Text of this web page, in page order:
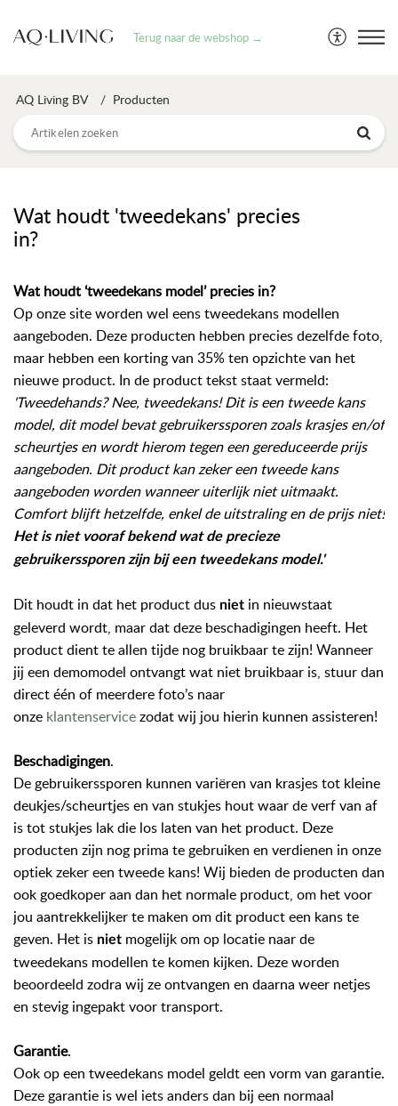
Terug naar de webshop →
AQ Living BV Producten
Wat houdt 'tweedekans' precies
in?
Wat houdt ‘tweedekans model’ precies in?
Op onze site worden wel eens tweedekans modellen
aangeboden. Deze producten hebben precies dezelfde foto,
maar hebben een korting van 35% ten opzichte van het
nieuwe product. In de product tekst staat vermeld:
'Tweedehands? Nee, tweedekans! Dit is een tweede kans
model, dit model bevat gebruikerssporen zoals krasjes en/of
scheurtjes en wordt hierom tegen een gereduceerde prijs
aangeboden. Dit product kan zeker een tweede kans
aangeboden worden wanneer uiterlijk niet uitmaakt.
Comfort blijft hetzelfde, enkel de uitstraling en de prijs niet!
Het is niet vooraf bekend wat de precieze
gebruikerssporen zijn bij een tweedekans model.'
Dit houdt in dat het product dus niet in nieuwstaat
geleverd wordt, maar dat deze beschadigingen heeft. Het
product dient te allen tijde nog bruikbaar te zijn! Wanneer
jij een demomodel ontvangt wat niet bruikbaar is, stuur dan
direct één of meerdere foto’s naar
onze klantenservicezodat wij jou hierin kunnen assisteren!
Beschadigingen.
De gebruikerssporen kunnen variëren van krasjes tot kleine
deukjes/scheurtjes en van stukjes hout waar de verf van af
is tot stukjes lak die los laten van het product. Deze
producten zijn nog prima te gebruiken en verdienen in onze
optiek zeker een tweede kans! Wij bieden de producten dan
ook goedkoper aan dan het normale product, om het voor
jou aantrekkelijker te maken om dit product een kans te
geven. Het is niet mogelijk om op locatie naar de
tweedekans modellen te komen kijken. Deze worden
beoordeeld zodra wij ze ontvangen en daarna weer netjes
en stevig ingepakt voor transport.
Garantie.
Ook op een tweedekans model geldt een vorm van garantie.
Deze garantie is wel iets anders dan bij een normaal